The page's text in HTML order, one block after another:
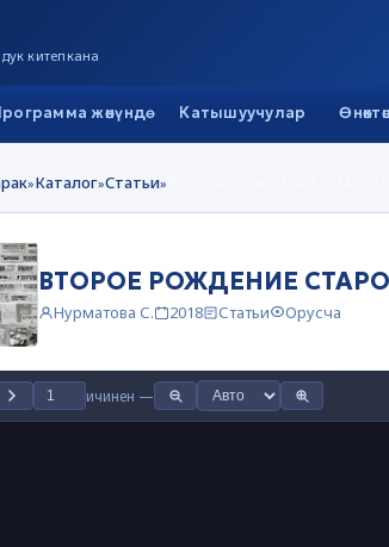
китепкана
жөнүндө Катышуучулар
»Каталог»Статьи»
ВТОРОЕ РОЖДЕНИЕ
Нурматова С. 2018 Статьи Орусча
ичинен —